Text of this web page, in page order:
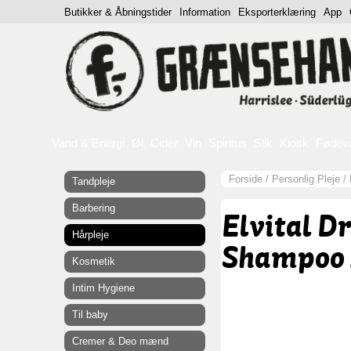
Forside / Personlig Pleje /
Elvital
Tandpleje
Barbering
Hårpleje
Kosmetik
Intim Hygiene
Til baby
Cremer & Deo mænd
Butikker & Åbningstider Information Eksporterklæring App